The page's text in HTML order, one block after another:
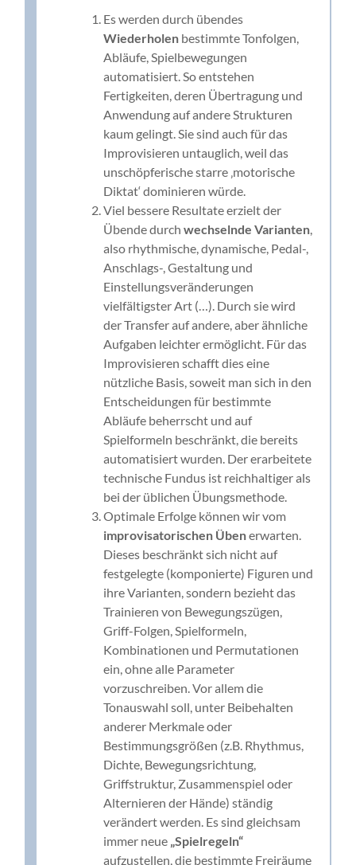
Es werden durch übendes
Wiederholenbestimmte Tonfolgen,
Abläufe, Spielbewegungen
automatisiert. So entstehen
Fertigkeiten, deren Übertragung und
Anwendung auf andere Strukturen
kaum gelingt. Sie sind auch für das
Improvisieren untauglich, weil das
unschöpferische starre ‚motorische
Diktat‘ dominieren würde.
Viel bessere Resultate erzielt der
Übende durch wechselnde Varianten,
also rhythmische, dynamische, Pedal-,
Anschlags-, Gestaltung und
Einstellungsveränderungen
vielfältigster Art (…). Durch sie wird
der Transfer auf andere, aber ähnliche
Aufgaben leichter ermöglicht. Für das
Improvisieren schafft dies eine
nützliche Basis, soweit man sich in den
Entscheidungen für bestimmte
Abläufe beherrscht und auf
Spielformeln beschränkt, die bereits
automatisiert wurden. Der erarbeitete
technische Fundus ist reichhaltiger als
bei der üblichen Übungsmethode.
Optimale Erfolge können wir vom
improvisatorischen Übenerwarten.
Dieses beschränkt sich nicht auf
festgelegte (komponierte) Figuren und
ihre Varianten, sondern bezieht das
Trainieren von Bewegungszügen,
Griff-Folgen, Spielformeln,
Kombinationen und Permutationen
ein, ohne alle Parameter
vorzuschreiben. Vor allem die
Tonauswahl soll, unter Beibehalten
anderer Merkmale oder
Bestimmungsgrößen (z.B. Rhythmus,
Dichte, Bewegungsrichtung,
Griffstruktur, Zusammenspiel oder
Alternieren der Hände) ständig
verändert werden. Es sind gleichsam
immer neue „Spielregeln“
aufzustellen, die bestimmte Freiräume